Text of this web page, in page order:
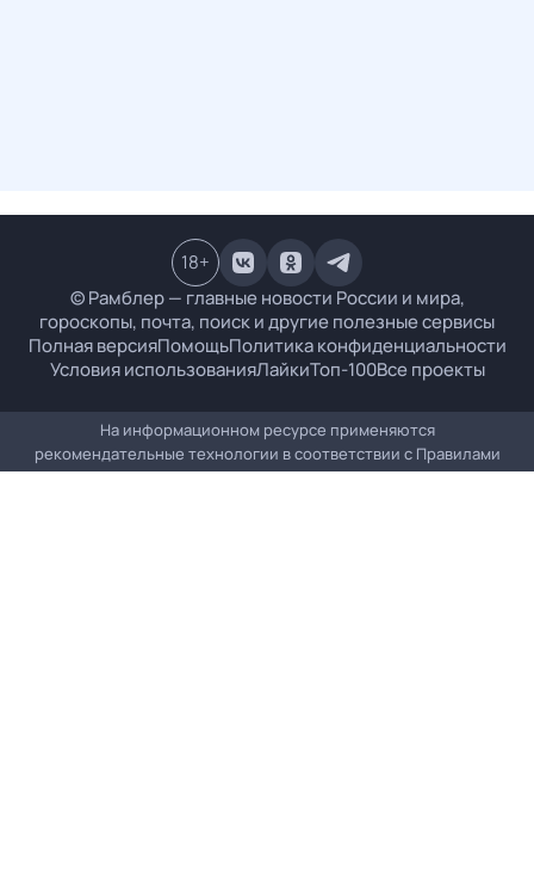
© Рамблер — главные новости России и мира,
гороскопы, почта, поиск и другие полезные сервисы
Полная версияПомощьПолитика конфиденциальности
Условия использованияЛайкиТоп-100Все проекты
18+
На информационном ресурсе применяются
рекомендательные технологии в соответствии с Правилами